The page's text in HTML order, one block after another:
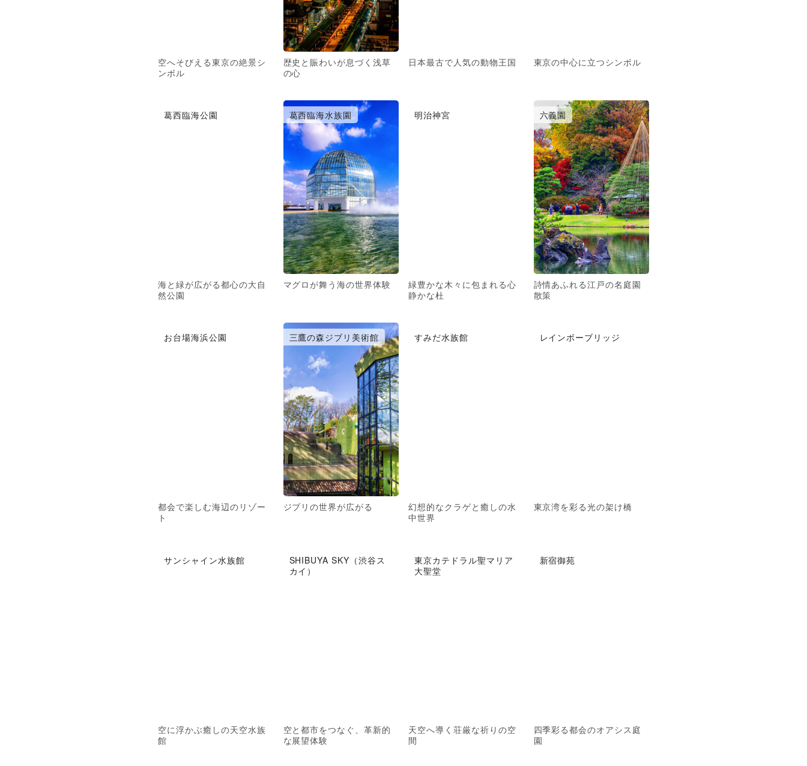
空へそびえる東京の絶景シ
ンボル
歴史と賑わいが息づく浅草
の心
日本最古で人気の動物王国 東京の中心に立つシンボル
葛西臨海公園
海と緑が広がる都心の大自
然公園
葛西臨海水族園
マグロが舞う海の世界体験
明治神宮
緑豊かな木々に包まれる心
静かな杜
六義園
詩情あふれる江戸の名庭園
散策
お台場海浜公園
都会で楽しむ海辺のリゾー
ト
三鷹の森ジブリ美術館
ジブリの世界が広がる
すみだ水族館
幻想的なクラゲと癒しの水
中世界
レインボーブリッジ
東京湾を彩る光の架け橋
サンシャイン水族館
空に浮かぶ癒しの天空水族
館
SHIBUYA SKY（渋谷ス
カイ）
空と都市をつなぐ、革新的
な展望体験
東京カテドラル聖マリア
大聖堂
天空へ導く荘厳な祈りの空
間
新宿御苑
四季彩る都会のオアシス庭
園